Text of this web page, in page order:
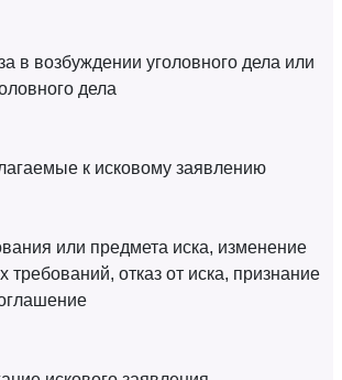
в возбуждении уголовного дела или
дела
к исковому заявлению
или предмета иска, изменение
требований, отказ от иска, признание